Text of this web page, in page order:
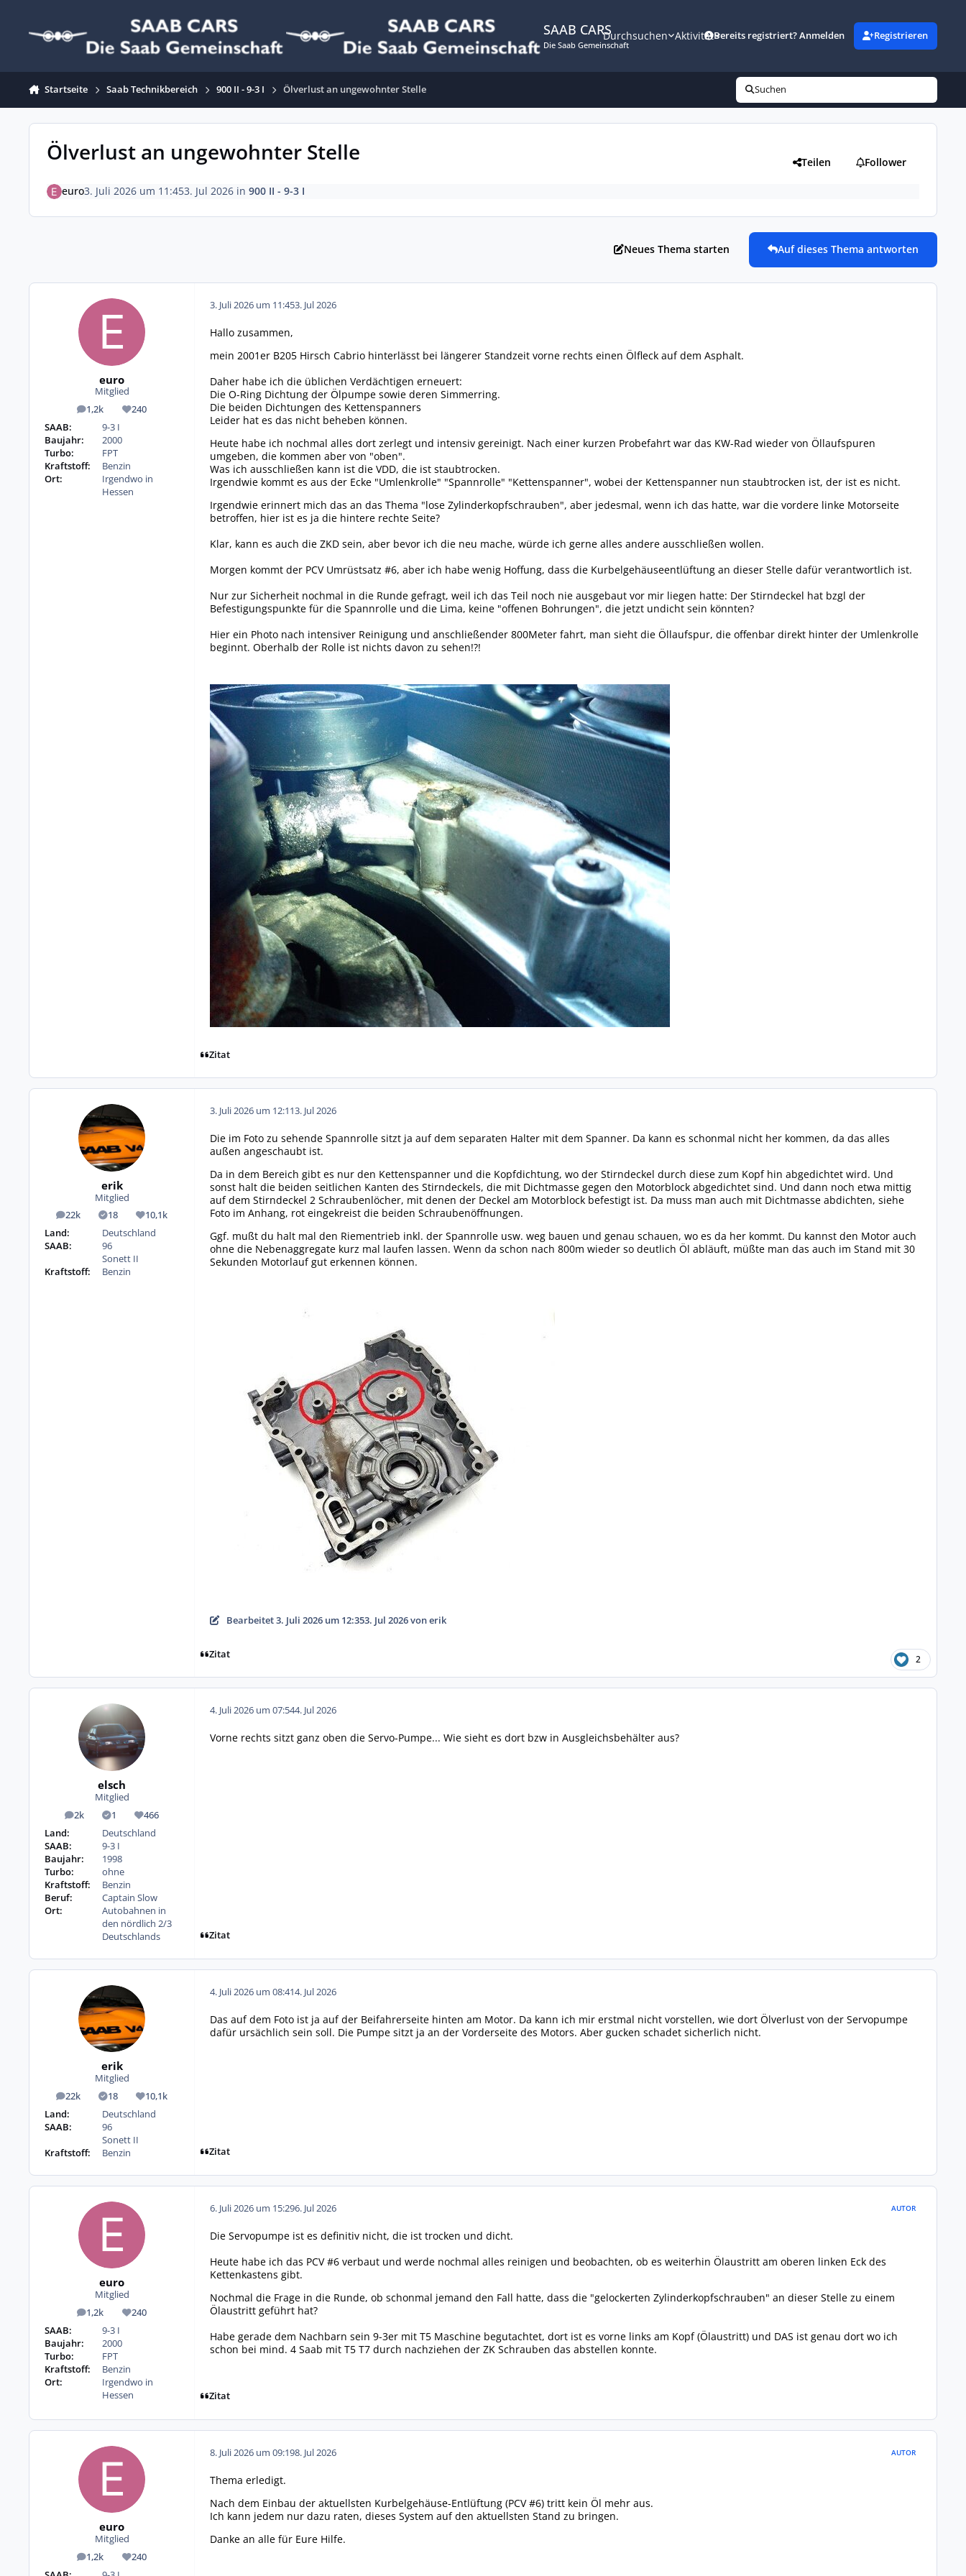
SAAB CARS
Die Saab Gemeinschaft
Durchsuchen AktivitätBereits registriert? Anmelden Registrieren
Startseite Saab Technikbereich 900 II - 9-3 I Ölverlust an ungewohnter Stelle Suchen
Ölverlust an ungewohnter Stelle Teilen Follower
euro3. Juli 2026 um 11:453. Jul 2026in 900 II - 9-3 I
Neues Thema starten Auf dieses Thema antworten
euro
Mitglied
1,2k
Beiträge 240
Reputation
SAAB:
9-3 I
Baujahr:
2000
Turbo:
FPT
Kraftstoff:
Benzin
Ort:
Irgendwo in
Hessen
3. Juli 2026 um 11:453. Jul 2026
Hallo zusammen,
mein 2001er B205 Hirsch Cabrio hinterlässt bei längerer Standzeit vorne rechts einen Ölfleck auf dem Asphalt.
Daher habe ich die üblichen Verdächtigen erneuert:
Die O-Ring Dichtung der Ölpumpe sowie deren Simmerring.
Die beiden Dichtungen des Kettenspanners
Leider hat es das nicht beheben können.
Heute habe ich nochmal alles dort zerlegt und intensiv gereinigt. Nach einer kurzen Probefahrt war das KW-Rad wieder von Öllaufspuren
umgeben, die kommen aber von "oben".
Was ich ausschließen kann ist die VDD, die ist staubtrocken.
Irgendwie kommt es aus der Ecke "Umlenkrolle" "Spannrolle" "Kettenspanner", wobei der Kettenspanner nun staubtrocken ist, der ist es nicht.
Irgendwie erinnert mich das an das Thema "lose Zylinderkopfschrauben", aber jedesmal, wenn ich das hatte, war die vordere linke Motorseite
betroffen, hier ist es ja die hintere rechte Seite?
Klar, kann es auch die ZKD sein, aber bevor ich die neu mache, würde ich gerne alles andere ausschließen wollen.
Morgen kommt der PCV Umrüstsatz #6, aber ich habe wenig Hoffung, dass die Kurbelgehäuseentlüftung an dieser Stelle dafür verantwortlich ist.
Nur zur Sicherheit nochmal in die Runde gefragt, weil ich das Teil noch nie ausgebaut vor mir liegen hatte: Der Stirndeckel hat bzgl der
Befestigungspunkte für die Spannrolle und die Lima, keine "offenen Bohrungen", die jetzt undicht sein könnten?
Hier ein Photo nach intensiver Reinigung und anschließender 800Meter fahrt, man sieht die Öllaufspur, die offenbar direkt hinter der Umlenkrolle
beginnt. Oberhalb der Rolle ist nichts davon zu sehen!?!
Zitat
erik
Mitglied
22k
Beiträge 18
Lösungen10,1k
Reputation
Land:
Deutschland
SAAB:
96
Sonett II
Kraftstoff:
Benzin
3. Juli 2026 um 12:113. Jul 2026
Die im Foto zu sehende Spannrolle sitzt ja auf dem separaten Halter mit dem Spanner. Da kann es schonmal nicht her kommen, da das alles
außen angeschaubt ist.
Da in dem Bereich gibt es nur den Kettenspanner und die Kopfdichtung, wo der Stirndeckel durch diese zum Kopf hin abgedichtet wird. Und
sonst halt die beiden seitlichen Kanten des Stirndeckels, die mit Dichtmasse gegen den Motorblock abgedichtet sind. Und dann noch etwa mittig
auf dem Stirndeckel 2 Schraubenlöcher, mit denen der Deckel am Motorblock befestigt ist. Da muss man auch mit Dichtmasse abdichten, siehe
Foto im Anhang, rot eingekreist die beiden Schraubenöffnungen.
Ggf. mußt du halt mal den Riementrieb inkl. der Spannrolle usw. weg bauen und genau schauen, wo es da her kommt. Du kannst den Motor auch
ohne die Nebenaggregate kurz mal laufen lassen. Wenn da schon nach 800m wieder so deutlich Öl abläuft, müßte man das auch im Stand mit 30
Sekunden Motorlauf gut erkennen können.
Bearbeitet3. Juli 2026 um 12:353. Jul 2026von erik
Zitat 2
elsch
Mitglied
2k
Beiträge 1
Lösungen466
Reputation
Land:
Deutschland
SAAB:
9-3 I
Baujahr:
1998
Turbo:
ohne
Kraftstoff:
Benzin
Beruf:
Captain Slow
Ort:
Autobahnen in
den nördlich 2/3
Deutschlands
4. Juli 2026 um 07:544. Jul 2026
Vorne rechts sitzt ganz oben die Servo-Pumpe... Wie sieht es dort bzw in Ausgleichsbehälter aus?
Zitat
erik
Mitglied
22k
Beiträge 18
Lösungen10,1k
Reputation
Land:
Deutschland
SAAB:
96
Sonett II
Kraftstoff:
Benzin
4. Juli 2026 um 08:414. Jul 2026
Das auf dem Foto ist ja auf der Beifahrerseite hinten am Motor. Da kann ich mir erstmal nicht vorstellen, wie dort Ölverlust von der Servopumpe
dafür ursächlich sein soll. Die Pumpe sitzt ja an der Vorderseite des Motors. Aber gucken schadet sicherlich nicht.
Zitat
euro
Mitglied
1,2k
Beiträge 240
Reputation
SAAB:
9-3 I
Baujahr:
2000
Turbo:
FPT
Kraftstoff:
Benzin
Ort:
Irgendwo in
Hessen
6. Juli 2026 um 15:296. Jul 2026 AUTOR
Die Servopumpe ist es definitiv nicht, die ist trocken und dicht.
Heute habe ich das PCV #6 verbaut und werde nochmal alles reinigen und beobachten, ob es weiterhin Ölaustritt am oberen linken Eck des
Kettenkastens gibt.
Nochmal die Frage in die Runde, ob schonmal jemand den Fall hatte, dass die "gelockerten Zylinderkopfschrauben" an dieser Stelle zu einem
Ölaustritt geführt hat?
Habe gerade dem Nachbarn sein 9-3er mit T5 Maschine begutachtet, dort ist es vorne links am Kopf (Ölaustritt) und DAS ist genau dort wo ich
schon bei mind. 4 Saab mit T5 T7 durch nachziehen der ZK Schrauben das abstellen konnte.
Zitat
euro
Mitglied
1,2k
Beiträge 240
Reputation
8. Juli 2026 um 09:198. Jul 2026 AUTOR
Thema erledigt.
Nach dem Einbau der aktuellsten Kurbelgehäuse-Entlüftung (PCV #6) tritt kein Öl mehr aus.
Ich kann jedem nur dazu raten, dieses System auf den aktuellsten Stand zu bringen.
Danke an alle für Eure Hilfe.